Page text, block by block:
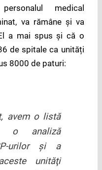
medical
va rămâne și va
a mai spus și că o
de spitale ca unități
8000 de paturi:
avem o listă
o analiză
urilor şi a
unităţi